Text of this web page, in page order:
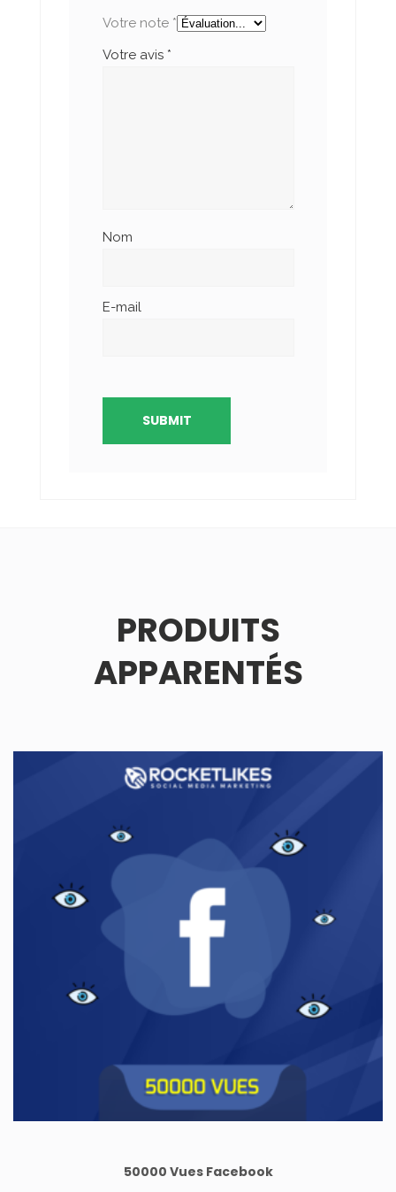
Votre note *
Votre avis *
Nom
E-mail
PRODUITS
APPARENTÉS
50000 Vues Facebook